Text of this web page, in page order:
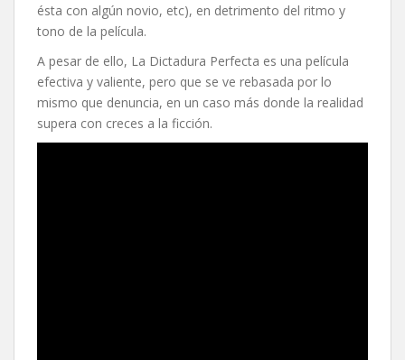
ésta con algún novio, etc), en detrimento del ritmo y
tono de la película.
A pesar de ello, La Dictadura Perfecta es una película
efectiva y valiente, pero que se ve rebasada por lo
mismo que denuncia, en un caso más donde la realidad
supera con creces a la ficción.